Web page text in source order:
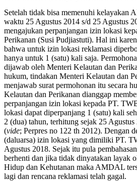
Setelah tidak bisa memenuhi kelayakan
waktu 25 Agustus 2014 s/d 25 Agustus
mengajukan perpanjangan izin lokasi
Perikanan (Susi Pudjiastuti). Hal ini
bahwa untuk izin lokasi reklamasi
hanya untuk 1 (satu) kali saja.
dijawab oleh Menteri Kelautan dan
hukum, tindakan Menteri Kelautan dan
menjawab surat permohonan itu secara
Kelautan dan Perikanan dianggap
perpanjangan izin lokasi kepada PT.
lokasi dapat diperpanjang 1 (satu) kali
2 (dua) tahun, terhitung sejak 25
(vide; Perpres no 122 th 2012). Dengan
(daluarsa) izin lokasi yang dimiliki PT.
Agustus 2018. Sejak itu pula
berhenti dan jika tidak dinyatakan layak
Hidup dan Kehutanan maka AMDAL
lagi dan rencana reklamasi telah gagal.